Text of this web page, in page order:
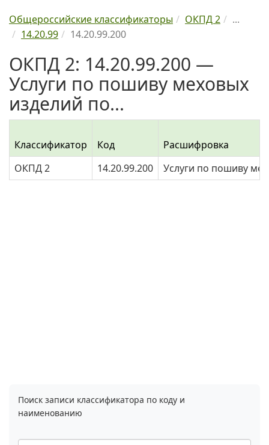
Общероссийские классификаторы ОКПД 2
...
14.20.99
14.20.99.200
ОКПД 2: 14.20.99.200 —
Услуги по пошиву меховых
изделий по...
Классификатор Код
Расшифровка
ОКПД 2
14.20.99.200 Услуги по пошиву
Поиск записи классификатора по коду и
наименованию